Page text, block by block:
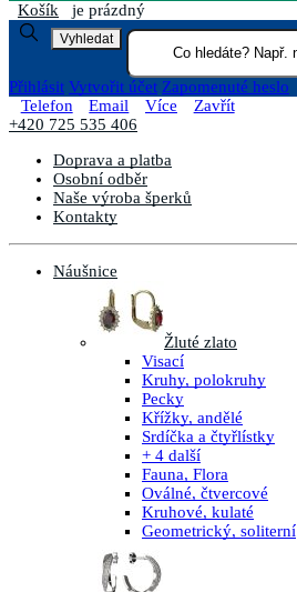
Košík je prázdný
Vyhledat
Přihlásit Vytvořit účet Zapomenuté heslo
Telefon
Email Více
Zavřít
+420 725 535 406
Doprava a platba
Osobní odběr
Naše výroba šperků
Kontakty
Náušnice
Žluté zlato
Visací
Kruhy, polokruhy
Pecky
Křížky, andělé
Srdíčka a čtyřlístky
+ 4 další
Fauna, Flora
Oválné, čtvercové
Kruhové, kulaté
Geometrický, soliterní